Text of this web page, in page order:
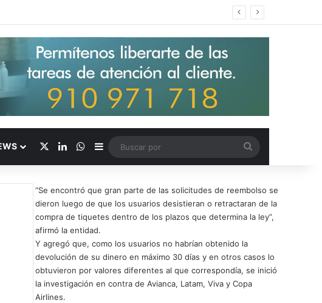
los salarios de entrada un 15%
LinkedInWhatsApp
Barra lateral
por
“Se encontró que gran parte de las solicitudes de reembolso se
dieron luego de que los usuarios desistieran o retractaran de la
compra de tiquetes dentro de los plazos que determina la ley”,
afirmó la entidad.
Y agregó que, como los usuarios no habrían obtenido la
devolución de su dinero en máximo 30 días y en otros casos lo
obtuvieron por valores diferentes al que correspondía, se inició
la investigación en contra de Avianca, Latam, Viva y Copa
Airlines.